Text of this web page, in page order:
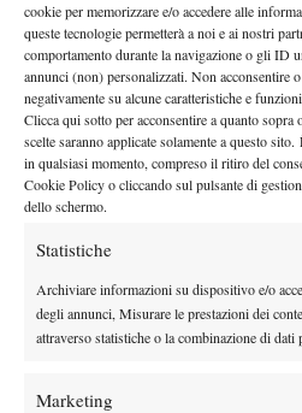
cookie per memorizzare e/o accedere alle
queste tecnologie permetterà a noi e ai nostri
comportamento durante la navigazione o gli ID
annunci (non) personalizzati. Non acconsentire
negativamente su alcune caratteristiche e
Clicca qui sotto per acconsentire a quanto sopra
scelte saranno applicate solamente a questo
in qualsiasi momento, compreso il ritiro del
Cookie Policy o cliccando sul pulsante di
dello schermo.
Statistiche
Archiviare informazioni su dispositivo e/o
degli annunci, Misurare le prestazioni dei
attraverso statistiche o la combinazione di
Marketing
Jarry Up!
6 Ottobre 2014
Luca Brancher
Facebook